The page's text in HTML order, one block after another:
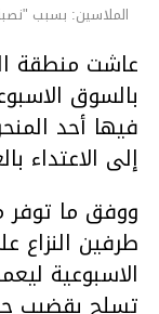
الملاسين: بسبب
عاشت منطقة
بالسوق
فيها أحد
إلى
ووفق ما توفر
طرفين النزاع
الاسبوعية
تسلح بقضيب